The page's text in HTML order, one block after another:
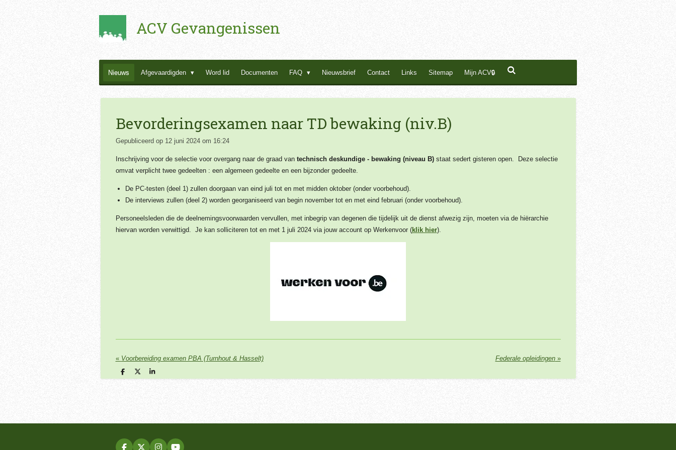
ACV Gevangenissen
Nieuws Afgevaardigden Word lid Documenten FAQ Nieuwsbrief Contact Links Sitemap Mijn ACV🔒
Bevorderingsexamen naar TD bewaking (niv.B)
Gepubliceerd op 12 juni 2024 om 16:24
Inschrijving voor de selectie voor overgang naar de graad van technisch deskundige - bewaking (niveau B)staat sedert gisteren open. Deze selectie
omvat verplicht twee gedeelten : een algemeen gedeelte en een bijzonder gedeelte.
De PC-testen (deel 1) zullen doorgaan van eind juli tot en met midden oktober (onder voorbehoud).
De interviews zullen (deel 2) worden georganiseerd van begin november tot en met eind februari (onder voorbehoud).
Personeelsleden die de deelnemingsvoorwaarden vervullen, met inbegrip van degenen die tijdelijk uit de dienst afwezig zijn, moeten via de hiërarchie
hiervan worden verwittigd. Je kan solliciteren tot en met 1 juli 2024 via jouw account op Werkenvoor (klik hier).
« Voorbereiding examen PBA (Turnhout & Hasselt) Federale opleidingen»
D
e
D
e
S
h